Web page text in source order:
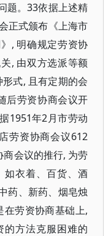
题。33依据上述精
正式颁布《上海市
, 明确规定劳资协
, 由双方选派等额
式, 且有定期的会
后劳资协商会议开
1951年2月市劳动
劳资协商会议612
会议的推行, 为劳
如衣着、百货、酒
药、新药、烟皂烛
劳资协商基础上,
方法克服困难的